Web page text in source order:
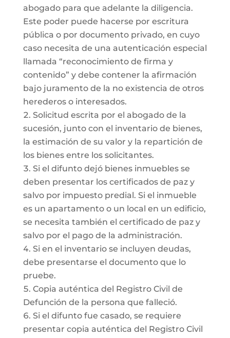
abogado para que adelante la diligencia.
Este poder puede hacerse por escritura
pública o por documento privado, en cuyo
caso necesita de una autenticación especial
llamada “reconocimiento de firma y
contenido” y debe contener la afirmación
bajo juramento de la no existencia de otros
herederos o interesados.
Solicitud escrita por el abogado de la
sucesión, junto con el inventario de bienes,
la estimación de su valor y la repartición de
los bienes entre los solicitantes.
Si el difunto dejó bienes inmuebles se
deben presentar los certificados de paz y
salvo por impuesto predial. Si el inmueble
es un apartamento o un local en un edificio,
se necesita también el certificado de paz y
salvo por el pago de la administración.
Si en el inventario se incluyen deudas,
debe presentarse el documento que lo
pruebe.
Copia auténtica del Registro Civil de
Defunción de la persona que falleció.
Si el difunto fue casado, se requiere
presentar copia auténtica del Registro Civil